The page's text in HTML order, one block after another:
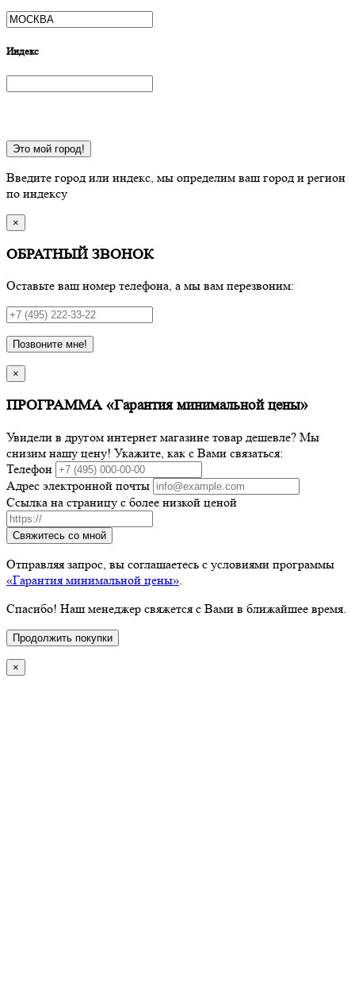
Индекс
Это мой город!
Введите город или индекс, мы определим ваш город и регион
по индексу
×
ОБРАТНЫЙ ЗВОНОК
Оставьте ваш номер телефона, а мы вам перезвоним:
Позвоните мне!
×
ПРОГРАММА «Гарантия минимальной цены»
Увидели в другом интернет магазине товар дешевле? Мы
снизим нашу цену! Укажите, как с Вами связаться:
Телефон
Адрес электронной почты
Ссылка на страницу с более низкой ценой
Свяжитесь со мной
Отправляя запрос, вы соглашаетесь с условиями программы
«Гарантия минимальной цены»
Спасибо! Наш менеджер свяжется с Вами в ближайшее время.
Продолжить покупки
×